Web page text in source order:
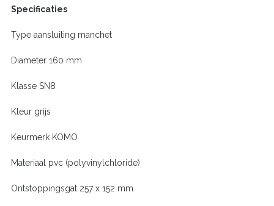
Specificaties
Type aansluiting manchet
Diameter 160 mm
Klasse SN8
Kleur grijs
Keurmerk KOMO
Materiaal pvc (polyvinylchloride)
Ontstoppingsgat 257 x 152 mm